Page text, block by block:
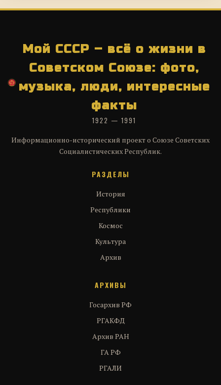
Мой СССР – всё о жизни в
Советском Союзе: фото,
музыка, люди, интересные
факты
1922 — 1991
Информационно-исторический проект о Союзе Советских
Социалистических Республик.
РАЗДЕЛЫ
История
Республики
Космос
Культура
Архив
АРХИВЫ
Госархив РФ
РГАКФД
Архив РАН
ГА РФ
РГАЛИ